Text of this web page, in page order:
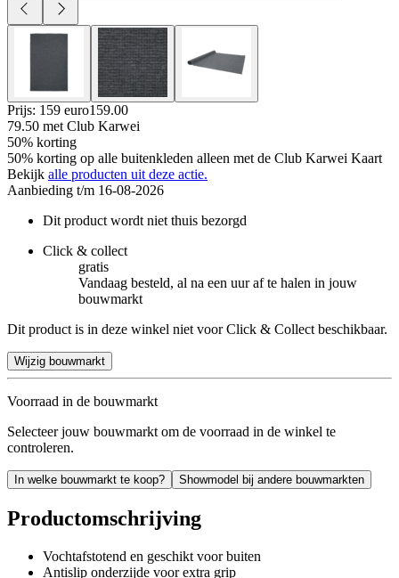
Prijs: 159 euro159.00
79.50 met Club Karwei
50% korting
50% korting op alle buitenkleden alleen met de Club Karwei Kaart
Bekijk alle producten uit deze actie.
Aanbieding t/m 16-08-2026
Dit product wordt niet thuis bezorgd
Click & collect
gratis
Vandaag besteld, al na een uur af te halen in jouw
bouwmarkt
Dit product is in deze winkel niet voor Click & Collect beschikbaar.
Wijzig bouwmarkt
Voorraad in de bouwmarkt
Selecteer jouw bouwmarkt om de voorraad in de winkel te
controleren.
In welke bouwmarkt te koop? Showmodel bij andere bouwmarkten
Productomschrijving
Vochtafstotend en geschikt voor buiten
Antislip onderzijde voor extra grip